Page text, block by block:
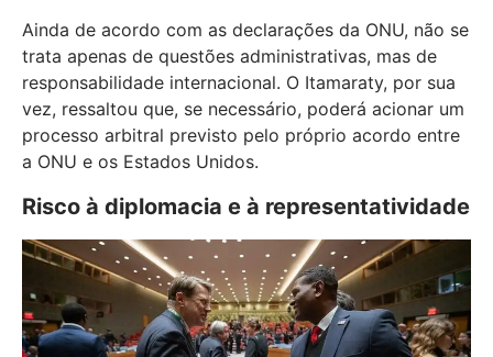
Ainda de acordo com as declarações da ONU, não se
trata apenas de questões administrativas, mas de
responsabilidade internacional. O Itamaraty, por sua
vez, ressaltou que, se necessário, poderá acionar um
processo arbitral previsto pelo próprio acordo entre
a ONU e os Estados Unidos.
Risco à diplomacia e à representatividade